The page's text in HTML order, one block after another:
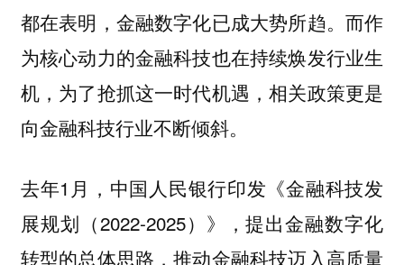
都在表明，金融数字化已成大势所趋。而作
为核心动力的金融科技也在持续焕发行业生
机，为了抢抓这一时代机遇，相关政策更是
向金融科技行业不断倾斜。
去年1月，中国人民银行印发《金融科技发
展规划（2022-2025）》，提出金融数字化
转型的总体思路，推动金融科技迈入高质量